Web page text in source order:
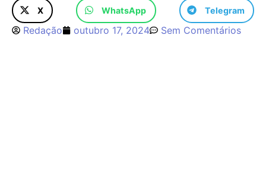
X WhatsApp Telegram
Redação outubro 17, 2024 Sem Comentários